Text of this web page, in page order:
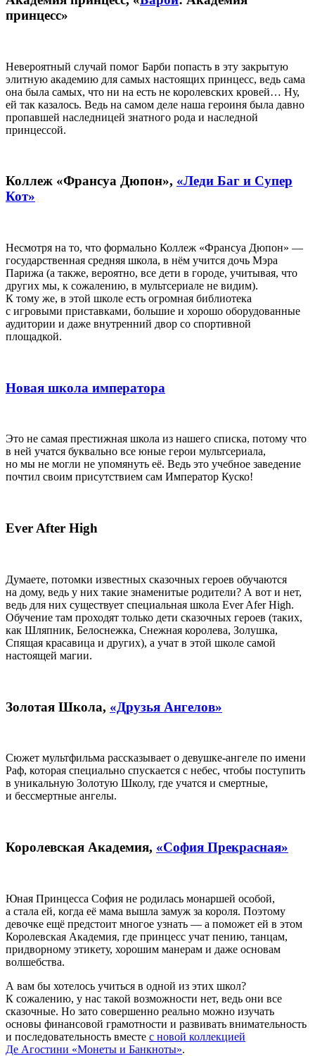
принцесс»
Невероятный случай помог Барби попасть в эту закрытую
элитную академию для самых настоящих принцесс, ведь сама
она была самых, что ни на есть не королевских кровей… Ну,
ей так казалось. Ведь на самом деле наша героиня была давно
пропавшей наследницей знатного рода и наследной
принцессой.
Коллеж «Франсуа Дюпон», «Леди Баг и Супер
Кот»
Несмотря на то, что формально Коллеж «Франсуа Дюпон» —
государственная средняя школа, в нём учится дочь Мэра
Парижа (а также, вероятно, все дети в городе, учитывая, что
других мы, к сожалению, в мультсериале не видим).
К тому же, в этой школе есть огромная библиотека
с игровыми приставками, большие и хорошо оборудованные
аудитории и даже внутренний двор со спортивной
площадкой.
Новая школа императора
Это не самая престижная школа из нашего списка, потому что
в ней учатся буквально все юные герои мультсериала,
но мы не могли не упомянуть её. Ведь это учебное заведение
почтил своим присутствием сам Император Куско!
Ever After High
Думаете, потомки известных сказочных героев обучаются
на дому, ведь у них такие знаменитые родители? А вот и нет,
ведь для них существует специальная школа Ever Afer High.
Обучение там проходят только дети сказочных героев (таких,
как Шляпник, Белоснежка, Снежная королева, Золушка,
Спящая красавица и других), а учат в этой школе самой
настоящей магии.
Золотая Школа, «Друзья Ангелов»
Сюжет мультфильма рассказывает о девушке-ангеле по имени
Раф, которая специально спускается с небес, чтобы поступить
в уникальную Золотую Школу, где учатся и смертные,
и бессмертные ангелы.
Королевская Академия, «София Прекрасная»
Юная Принцесса София не родилась монаршей особой,
а стала ей, когда её мама вышла замуж за короля. Поэтому
девочке ещё предстоит многое узнать — а поможет ей в этом
Королевская Академия, где принцесс учат пению, танцам,
придворному этикету, хорошим манерам и даже основам
волшебства.
А вам бы хотелось учиться в одной из этих школ?
К сожалению, у нас такой возможности нет, ведь они все
сказочные. Но зато совершенно реально можно изучать
основы финансовой грамотности и развивать внимательность
и последовательность вместе с новой коллекцией
Де Агостини «Монеты и Банкноты».